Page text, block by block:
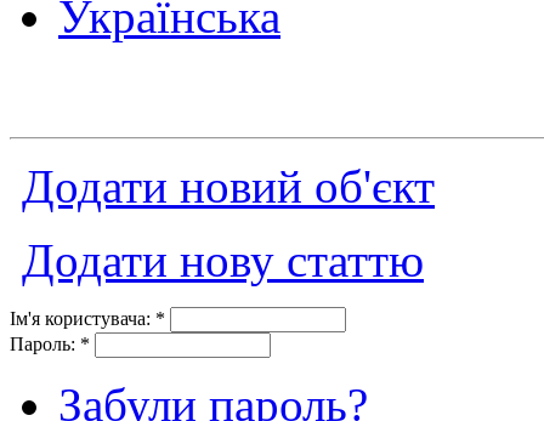
Додати новий об'єкт
Додати нову статтю
Ім'я користувача: *
Пароль: *
Забули пароль?